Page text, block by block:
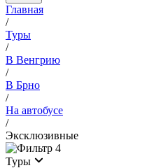
Главная
/
Туры
/
В Венгрию
/
В Брно
/
На автобусе
/
Эксклюзивные
4
Туры